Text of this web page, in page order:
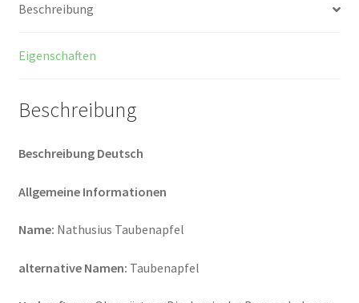
Beschreibung
Eigenschaften
Beschreibung
Beschreibung Deutsch
Allgemeine Informationen
Name: Nathusius Taubenapfel
alternative Namen: Taubenapfel